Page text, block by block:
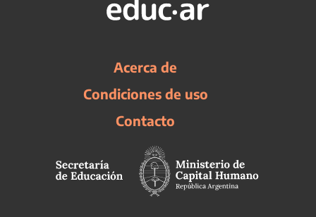
Acerca de
Condiciones de uso
Contacto